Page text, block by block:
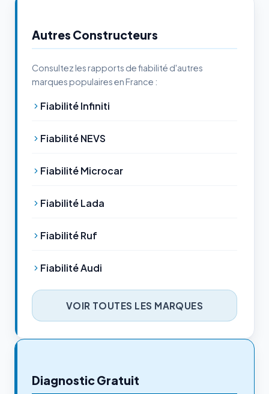
Autres Constructeurs
Consultez les rapports de fiabilité d'autres
marques populaires en France :
Fiabilité Infiniti
Fiabilité NEVS
Fiabilité Microcar
Fiabilité Lada
Fiabilité Ruf
Fiabilité Audi
VOIR TOUTES LES MARQUES
Diagnostic Gratuit